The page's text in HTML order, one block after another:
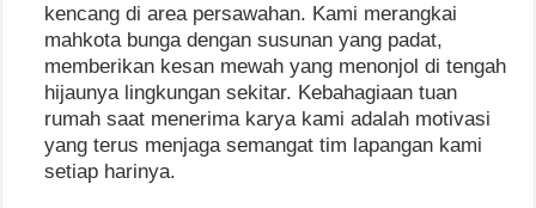
kencang di area persawahan. Kami merangkai
mahkota bunga dengan susunan yang padat,
memberikan kesan mewah yang menonjol di tengah
hijaunya lingkungan sekitar. Kebahagiaan tuan
rumah saat menerima karya kami adalah motivasi
yang terus menjaga semangat tim lapangan kami
setiap harinya.